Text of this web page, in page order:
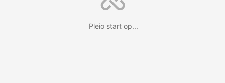
Pleio start op...